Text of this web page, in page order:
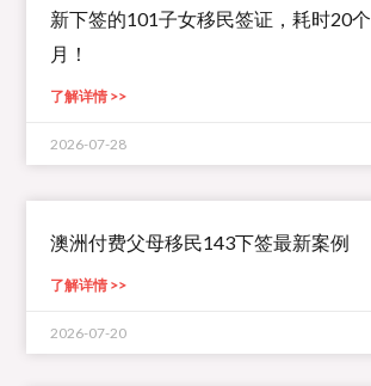
新下签的101子女移民签证，耗时20个
月！
了解详情 >>
2026-07-28
澳洲付费父母移民143下签最新案例
了解详情 >>
2026-07-20